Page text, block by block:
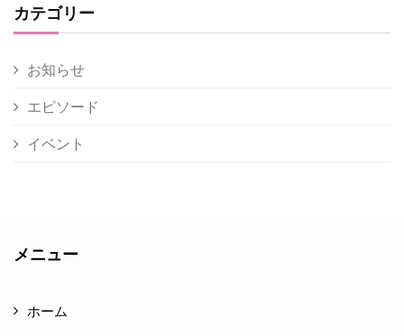
カテゴリー
お知らせ
エピソード
イベント
メニュー
ホーム